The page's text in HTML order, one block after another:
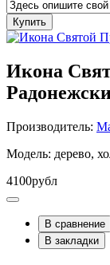
Купить
Икона
Производитель:
Модель: дерево,
4100рубл
В сравнение
В закладки